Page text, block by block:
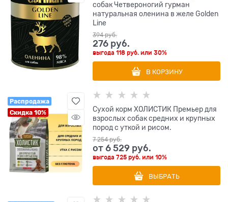
собак Четвероногий гурман
натуральная оленина в желе Golden
Line
394 руб.
276 руб.
выгода118 руб. или30%
В КОРЗИНУ
Распродажа
Скидка 10%
Сухой корм ХОЛИСТИК Премьер для
взрослых собак средних и крупных
пород с уткой и рисом.
7 254 руб.
от6 529 руб.
выгода725 руб. или10%
ВЫБРАТЬ